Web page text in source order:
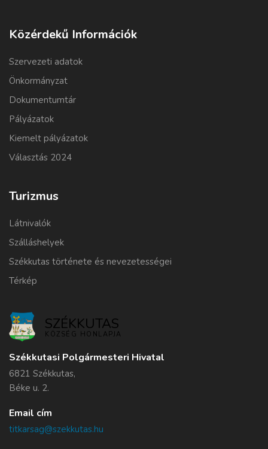
Közérdekű Információk
Szervezeti adatok
Önkormányzat
Dokumentumtár
Pályázatok
Kiemelt pályázatok
Választás 2024
Turizmus
Látnivalók
Szálláshelyek
Székkutas története és nevezetességei
Térkép
SZÉKKUTAS
KÖZSÉG HONLAPJA
Székkutasi Polgármesteri Hivatal
6821 Székkutas,
Béke u. 2.
Email cím
titkarsag@szekkutas.hu